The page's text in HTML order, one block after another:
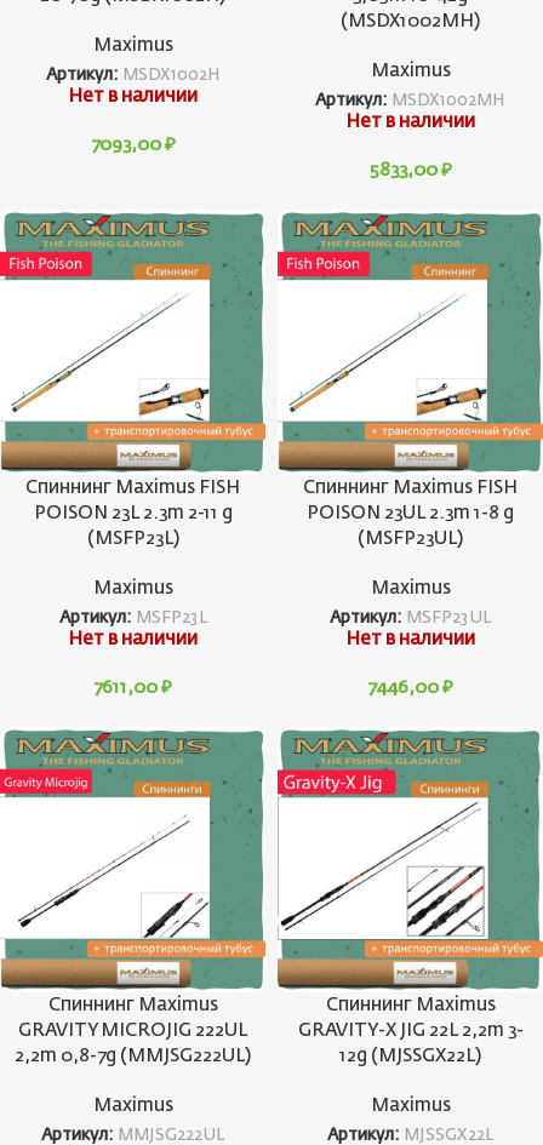
Maximus
Артикул: MSDX1002H
Нет в наличии
7093,00 ₽
(MSDX1002MH)
Maximus
Артикул: MSDX1002MH
Нет в наличии
5833,00 ₽
Спиннинг Maximus FISH
POISON 23L 2.3m 2-11 g
(MSFP23L)
Maximus
Артикул: MSFP23L
Нет в наличии
7611,00 ₽
Спиннинг Maximus FISH
POISON 23UL 2.3m 1-8 g
(MSFP23UL)
Maximus
Артикул: MSFP23UL
Нет в наличии
7446,00 ₽
Спиннинг Maximus
GRAVITY MICROJIG 222UL
2,2m 0,8-7g (MMJSG222UL)
Maximus
Артикул: MMJSG222UL
Спиннинг Maximus
GRAVITY-X JIG 22L 2,2m 3-
12g (MJSSGX22L)
Maximus
Артикул: MJSSGX22L